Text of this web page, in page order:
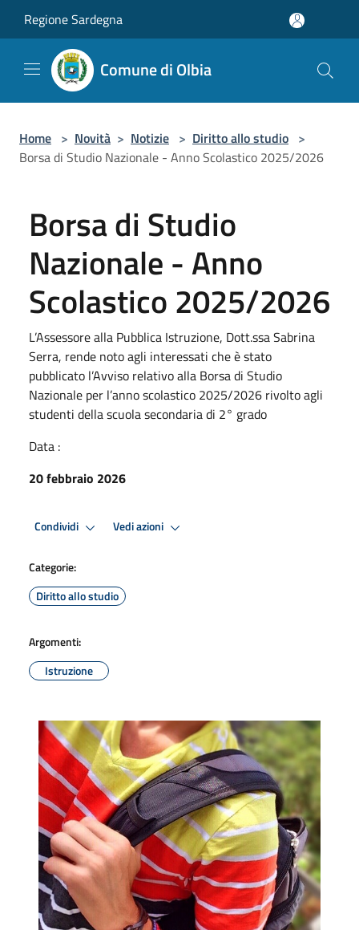
Regione Sardegna
Comune di Olbia
Home > Novità > Notizie > Diritto allo studio >
Borsa di Studio Nazionale - Anno Scolastico 2025/2026
Borsa di Studio
Nazionale - Anno
Scolastico 2025/2026
L’Assessore alla Pubblica Istruzione, Dott.ssa Sabrina
Serra, rende noto agli interessati che è stato
pubblicato l’Avviso relativo alla Borsa di Studio
Nazionale per l’anno scolastico 2025/2026 rivolto agli
studenti della scuola secondaria di 2° grado
Data :
20 febbraio 2026
Condividi Vedi azioni
Categorie:
Diritto allo studio
Argomenti:
Istruzione